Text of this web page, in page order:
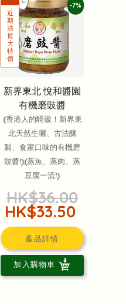
-7%
新界東北 悅和醬園
有機磨豉醬
(香港人的驕傲！新界東
北天然生曬、古法釀
製、食家口味的有機磨
豉醬!)(蒸魚、蒸肉、蒸
豆腐一流!)
HK$36.00
HK$33.50
產品詳情
加入購物車